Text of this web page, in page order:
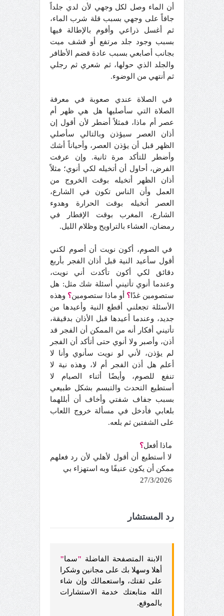
أن الماء وصل لكل وجهي لأن لدي جلداً
جافاً على وجهي بسبب قلة شرب الماء،
ثم أغسل ذراعي وأقوم بالإطالة فيها
بسبب وجود جلد مرتفع أو قشف ميت
بجانب أصابعي بسبب عادة قضم الأظافر
والجلد الذي حولها، ثم شعري ثم رجلي
ثم أنتهي من الوضوء.
في الصلاة عندي صعوبة في معرفة
الصلاة التي سأصليها هل هي ظهر أم
عصر أم ماذا، فمثلاً أضطر لأن أقول إن
أذان العصر سيؤذن وبالتالي سأصلي
الظهر قبل أن يؤذن العصر، وأحياناً أشك
وأضطر للتأكد مرة ثانية. وإن عرفت
الفرض، أحاول أن أتخيله لكي أنوي؛ مثلاً
أذان الظهر أتخيله بوقت الخروج من
العمل وأن الناس تكون في الشارع،
العصر أتخيله بوقت الحرارة وهدوء
الشارع، المغرب بوقت الإفطار في
رمضان، العشاء بالتراويح وظلام الليل.
في الصوم، أكون نويت أن أصوم لكني
أقول سأعيد النية قبل أذان الفجر بأربع
دقائق لكي أكون تأكدت أني نويت،
وعندما أنوي تأتيني أسئلة شك مثل: هل
ستصومين غدًا ؟ أو ماذا ستصومين؟ وهذه
الأسئلة تجعلني أقطع النية وأعيدها من
جديد، وعندما أعيدها قبل الأذان بدقيقة،
تأتيني أفكار أنه من الممكن أن الفجر قد
أذن، وأصبر ولا أنوي حتى أتأكد أن الفجر
لم يؤذن، لأني لو نويت سأنوي وأنا لا
أعلم هل أذن الفجر أم لا، وهذه نية لا
تنفع للصوم، وأيضًا أثناء الصيام لا
أستطيع التحدث والتبسم بشكل طبيعي
بسبب جفاف شفتي وأخاف أن أبللهما
بلعابي فأدخل في مسألة خروج اللعاب
على الشفتين ثم بلعه.
ماذا أفعل؟
لا أستطيع أن أقول لأهلي لأن رد فعلهم
ممكن أن يكون عنيفًا وبه استهزاء بي
رد المستشار
الابنة المتصفحة الفاضلة "سما"
أهلا وسهلا بك على مجانين وشكرا
على ثقتك، واستعمالك وإن شاء
الله متابعتك خدمة الاستشارات
بالموقع.